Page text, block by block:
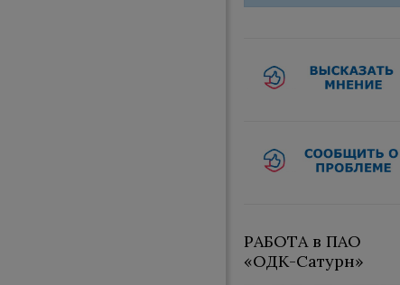
РАБОТА в ПАО
«ОДК-Сатурн»